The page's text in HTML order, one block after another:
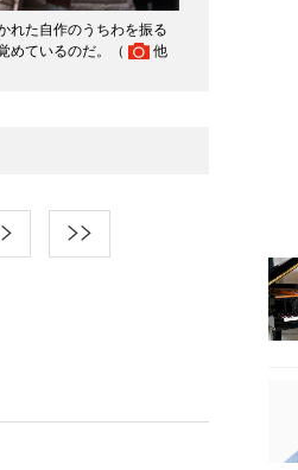
れた自作のうちわを振る
めているのだ。（
他